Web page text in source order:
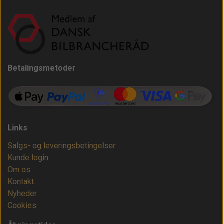
Betalingsmetoder
Links
Salgs- og leveringsbetingelser
Kunde login
Om os
Kontakt
Nyheder
Cookies